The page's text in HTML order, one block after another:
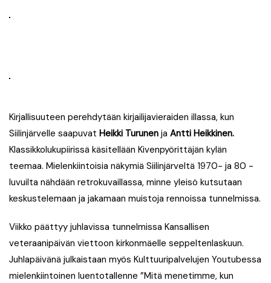
Kirjallisuuteen perehdytään kirjailijavieraiden illassa, kun
Siilinjärvelle saapuvat Heikki Turunen ja Antti Heikkinen.
Klassikkolukupiirissä käsitellään Kivenpyörittäjän kylän
teemaa. Mielenkiintoisia näkymiä Siilinjärveltä 1970- ja 80 -
luvuilta nähdään retrokuvaillassa, minne yleisö kutsutaan
keskustelemaan ja jakamaan muistoja rennoissa tunnelmissa.
Viikko päättyy juhlavissa tunnelmissa Kansallisen
veteraanipäivän viettoon kirkonmäelle seppeltenlaskuun.
Juhlapäivänä julkaistaan myös Kulttuuripalvelujen Youtubessa
mielenkiintoinen luentotallenne ”Mitä menetimme, kun